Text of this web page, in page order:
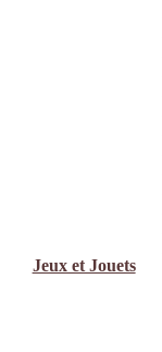
Jeux et Jouets